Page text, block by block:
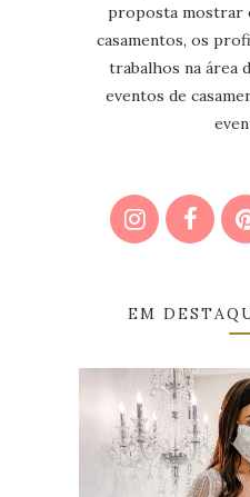
proposta mostrar
casamentos, os
trabalhos na área
eventos de
EM